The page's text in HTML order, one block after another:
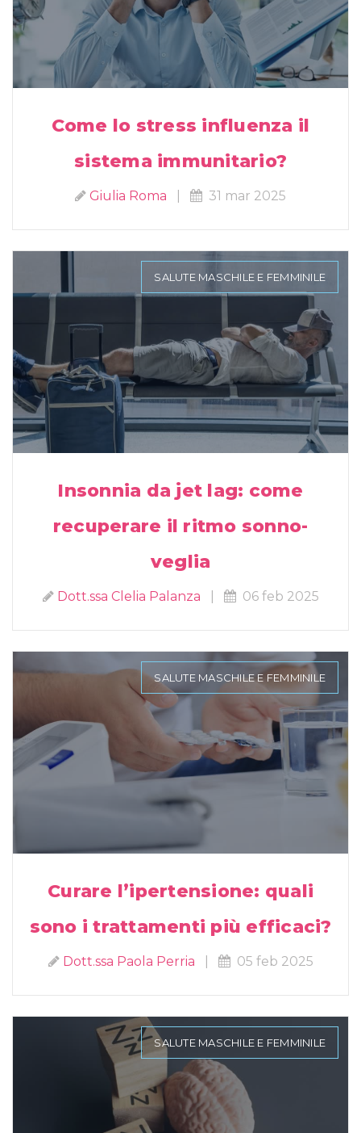
Come lo stress influenza il
sistema immunitario?
Giulia Roma 31 mar 2025
SALUTE MASCHILE E FEMMINILE
Insonnia da jet lag: come
recuperare il ritmo sonno-
veglia
Dott.ssa Clelia Palanza 06 feb 2025
SALUTE MASCHILE E FEMMINILE
Curare l’ipertensione: quali
sono i trattamenti più efficaci?
Dott.ssa Paola Perria 05 feb 2025
SALUTE MASCHILE E FEMMINILE